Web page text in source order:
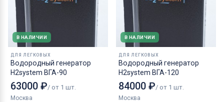
В НАЛИЧИИ
ДЛЯ ЛЕГКОВЫХ
Водородный генератор
H2system ВГА-90
63000 ₽/ от 1 шт.
Москва
В НАЛИЧИИ
ДЛЯ ЛЕГКОВЫХ
Водородный генератор
H2system ВГА-120
84000 ₽/ от 1 шт.
Москва